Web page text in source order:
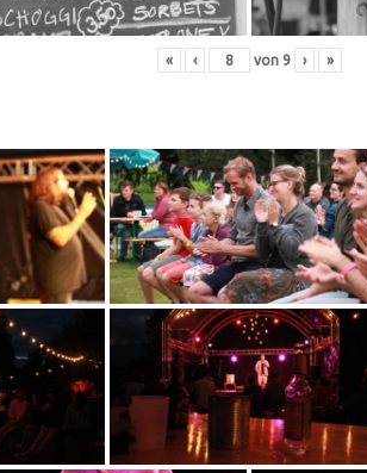
« ‹ von 9 › »